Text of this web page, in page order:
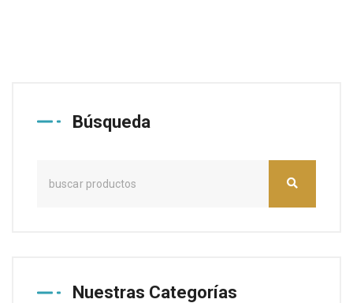
Búsqueda
Nuestras Categorías